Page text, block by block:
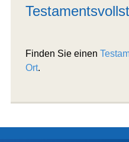
Finden Sie einen
Ort.